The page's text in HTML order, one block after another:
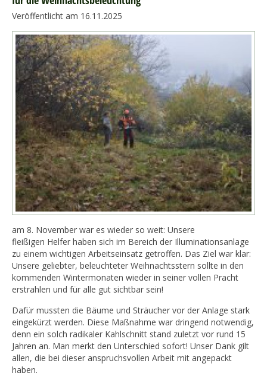
Veröffentlicht am 16.11.2025
am 8. November war es wieder so weit: Unsere
fleißigen Helfer haben sich im Bereich der Illuminationsanlage
zu einem wichtigen Arbeitseinsatz getroffen. Das Ziel war klar:
Unsere geliebter, beleuchteter Weihnachtsstern sollte in den
kommenden Wintermonaten wieder in seiner vollen Pracht
erstrahlen und für alle gut sichtbar sein!
Dafür mussten die Bäume und Sträucher vor der Anlage stark
eingekürzt werden. Diese Maßnahme war dringend notwendig,
denn ein solch radikaler Kahlschnitt stand zuletzt vor rund 15
Jahren an. Man merkt den Unterschied sofort! Unser Dank gilt
allen, die bei dieser anspruchsvollen Arbeit mit angepackt
haben.